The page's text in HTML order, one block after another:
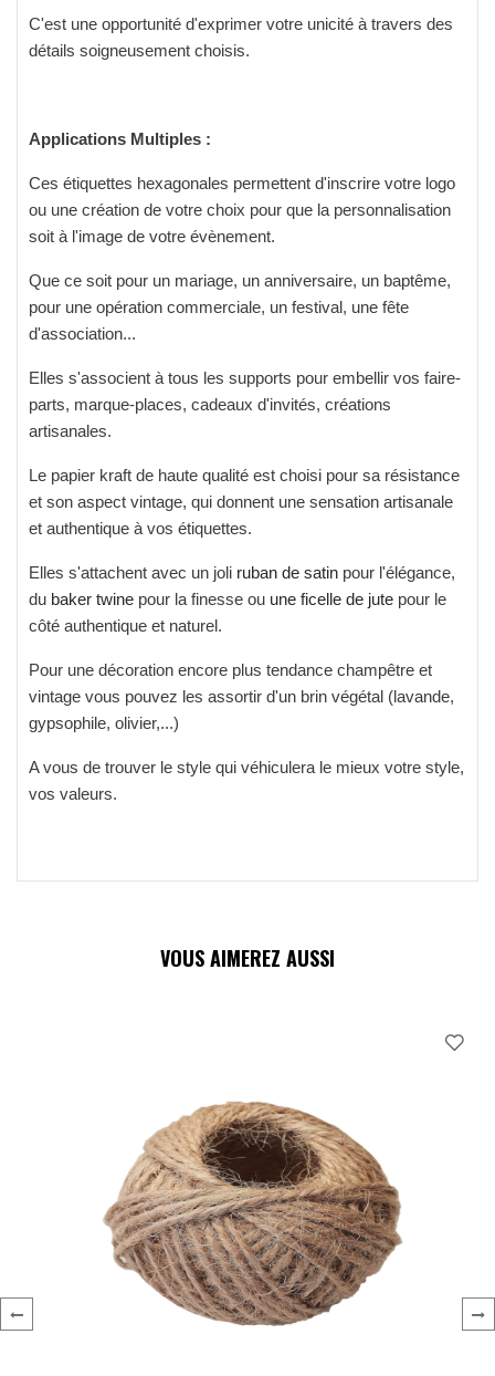
C'est une opportunité d'exprimer votre unicité à travers des
détails soigneusement choisis.
Applications Multiples :
Ces étiquettes hexagonales permettent d'inscrire votre logo
ou une création de votre choix pour que la personnalisation
soit à l'image de votre évènement.
Que ce soit pour un mariage, un anniversaire, un baptême,
pour une opération commerciale, un festival, une fête
d'association...
Elles s'associent à tous les supports pour embellir vos faire-
parts, marque-places, cadeaux d'invités, créations
artisanales.
Le papier kraft de haute qualité est choisi pour sa résistance
et son aspect vintage, qui donnent une sensation artisanale
et authentique à vos étiquettes.
Elles s'attachent avec un joli ruban de satin pour l'élégance,
du baker twine pour la finesse ou une ficelle de jute pour le
côté authentique et naturel.
Pour une décoration encore plus tendance champêtre et
vintage vous pouvez les assortir d'un brin végétal (lavande,
gypsophile, olivier,...)
A vous de trouver le style qui véhiculera le mieux votre style,
vos valeurs.
VOUS AIMEREZ AUSSI